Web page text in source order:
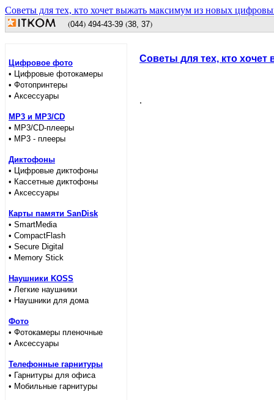
Советы для тех, кто хочет выжать максимум из новых
(044) 494-43-39 (38, 37)
Цифровое фото
• Цифровые фотокамеры
• Фотопринтеры
• Аксессуары
MP3 и MP3/CD
• MP3/CD-плееры
• MP3 - плееры
Диктофоны
• Цифровые диктофоны
• Кассетные диктофоны
• Аксессуары
Карты памяти SanDisk
• SmartMedia
• CompactFlash
• Secure Digital
• Memory Stick
Наушники KOSS
• Легкие наушники
• Наушники для дома
Фото
• Фотокамеры пленочные
• Аксессуары
Телефонные гарнитуры
• Гарнитуры для офиса
• Мобильные гарнитуры
Советы для тех, кто
.